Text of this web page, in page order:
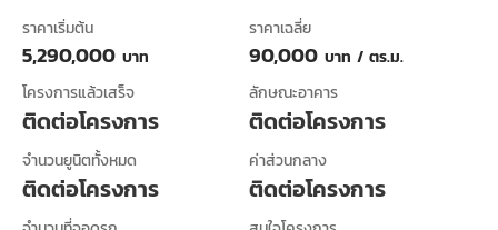
ราคาเริ่มต้น
5,290,000 บาท
ราคาเฉลี่ย
90,000 บาท / ตร.ม.
โครงการแล้วเสร็จ
ติดต่อโครงการ
ลักษณะอาคาร
ติดต่อโครงการ
จำนวนยูนิตทั้งหมด
ติดต่อโครงการ
ค่าส่วนกลาง
ติดต่อโครงการ